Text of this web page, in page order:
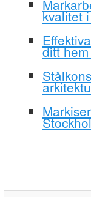
kvalitet
ditt